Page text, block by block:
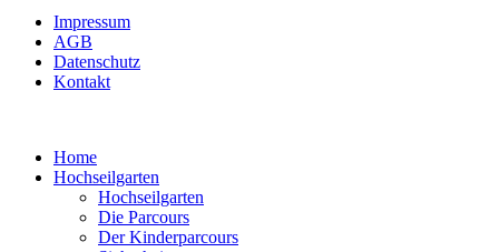
Impressum
AGB
Datenschutz
Kontakt
Home
Hochseilgarten
Hochseilgarten
Die Parcours
Der Kinderparcours